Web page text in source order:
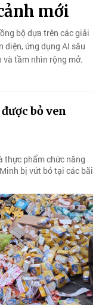
mới
bộ dựa trên các giải
diện, ứng dụng AI sâu
tầm nhìn rộng mở.
bỏ ven
thực phẩm chức năng
bị vứt bỏ tại các bãi